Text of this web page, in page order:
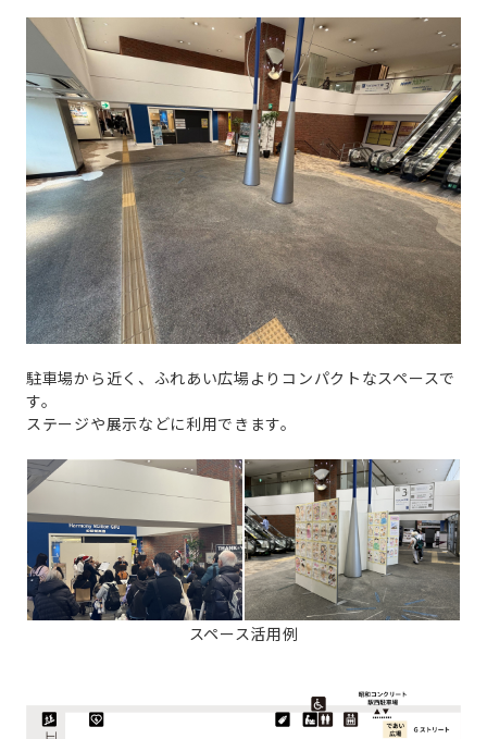
駐車場から近く、ふれあい広場よりコンパクトなスペースで
す。
ステージや展示などに利用できます。
スペース活用例